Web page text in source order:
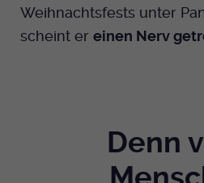
Weihnachtsfests unter
scheint er einen Nerv
Denn
Bei Ausahl nur
gelöscht.
Dient zur
Einstellungen.
nach dem
Versionsnummer